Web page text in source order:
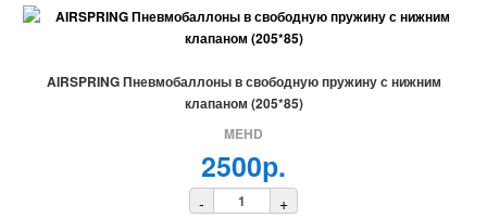
AIRSPRING Пневмобаллоны в свободную пружину с нижним
клапаном (205*85)
MEHD
2500р.
- +